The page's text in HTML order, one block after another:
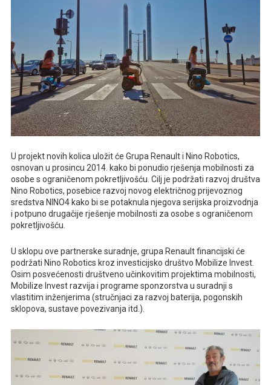
U projekt novih kolica uložit će Grupa Renault i Nino Robotics,
osnovan u prosincu 2014. kako bi ponudio rješenja mobilnosti za
osobe s ograničenom pokretljivošću. Cilj je podržati razvoj društva
Nino Robotics, posebice razvoj novog električnog prijevoznog
sredstva NINO4 kako bi se potaknula njegova serijska proizvodnja
i potpuno drugačije rješenje mobilnosti za osobe s ograničenom
pokretljivošću.
U sklopu ove partnerske suradnje, grupa Renault financijski će
podržati Nino Robotics kroz investicijsko društvo Mobilize Invest.
Osim posvećenosti društveno učinkovitim projektima mobilnosti,
Mobilize Invest razvija i programe sponzorstva u suradnji s
vlastitim inženjerima (stručnjaci za razvoj baterija, pogonskih
sklopova, sustave povezivanja itd.).